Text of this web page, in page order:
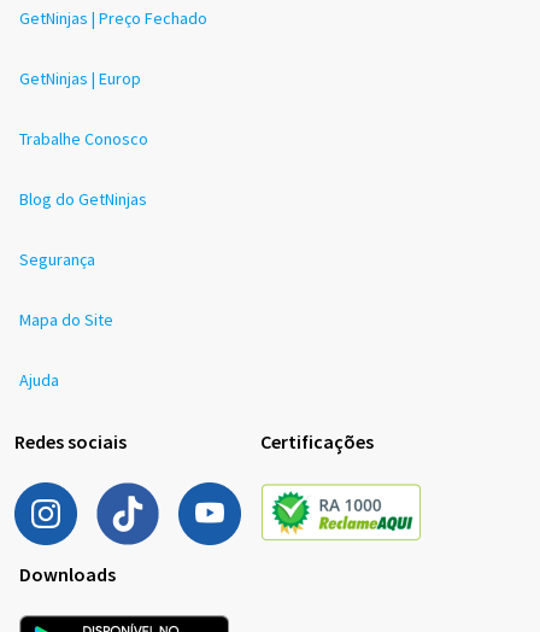
GetNinjas | Preço Fechado
GetNinjas | Europ
Trabalhe Conosco
Blog do GetNinjas
Segurança
Mapa do Site
Ajuda
Redes sociais Certificações
Downloads